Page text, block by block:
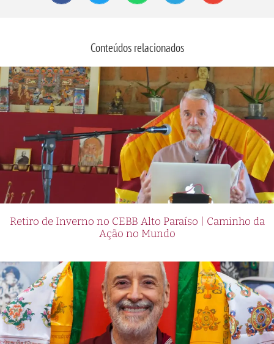
Conteúdos relacionados
Retiro de Inverno no CEBB Alto Paraíso | Caminho da
Ação no Mundo